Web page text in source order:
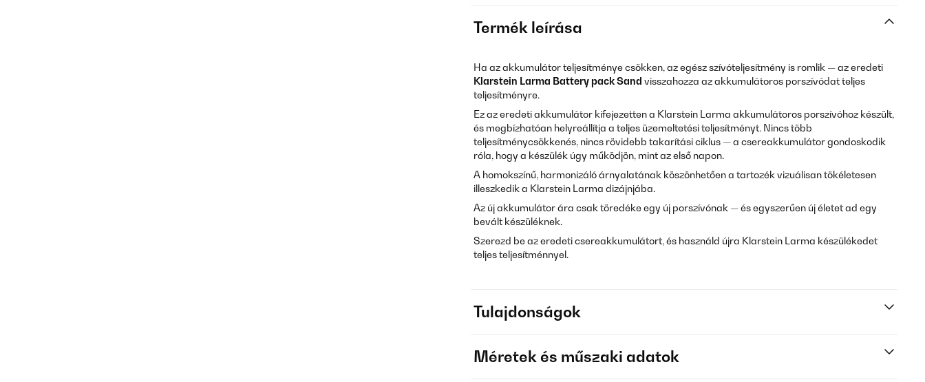
Termék leírása
Ha az akkumulátor teljesítménye csökken, az egész szívóteljesítmény is romlik — az eredeti
Klarstein Larma Battery pack Sand visszahozza az akkumulátoros porszívódat teljes
teljesítményre.
Ez az eredeti akkumulátor kifejezetten a Klarstein Larma akkumulátoros porszívóhoz készült,
és megbízhatóan helyreállítja a teljes üzemeltetési teljesítményt. Nincs több
teljesítménycsökkenés, nincs rövidebb takarítási ciklus — a csereakkumulátor gondoskodik
róla, hogy a készülék úgy működjön, mint az első napon.
A homokszínű, harmonizáló árnyalatának köszönhetően a tartozék vizuálisan tökéletesen
illeszkedik a Klarstein Larma dizájnjába.
Az új akkumulátor ára csak töredéke egy új porszívónak — és egyszerűen új életet ad egy
bevált készüléknek.
Szerezd be az eredeti csereakkumulátort, és használd újra Klarstein Larma készülékedet
teljes teljesítménnyel.
Tulajdonságok
Méretek és műszaki adatok